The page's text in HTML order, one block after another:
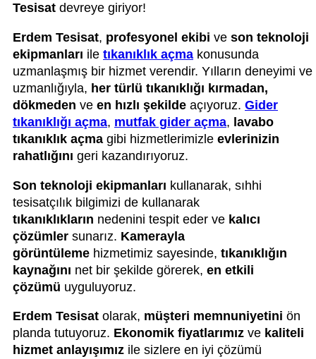
Tesisat devreye giriyor!
Erdem Tesisat, profesyonel ekibi ve son teknoloji
ekipmanları ile tıkanıklık açma konusunda
uzmanlaşmış bir hizmet verendir. Yılların deneyimi ve
uzmanlığıyla, her türlü tıkanıklığı kırmadan,
dökmeden ve en hızlı şekilde açıyoruz. Gider
tıkanıklığı açma, mutfak gider açma, lavabo
tıkanıklık açma gibi hizmetlerimizle evlerinizin
rahatlığını geri kazandırıyoruz.
Son teknoloji ekipmanları kullanarak, sıhhi
tesisatçılık bilgimizi de kullanarak
tıkanıklıkların nedenini tespit eder ve kalıcı
çözümler sunarız. Kamerayla
görüntüleme hizmetimiz sayesinde, tıkanıklığın
kaynağını net bir şekilde görerek, en etkili
çözümü uyguluyoruz.
Erdem Tesisat olarak, müşteri memnuniyetini ön
planda tutuyoruz. Ekonomik fiyatlarımız ve kaliteli
hizmet anlayışımız ile sizlere en iyi çözümü